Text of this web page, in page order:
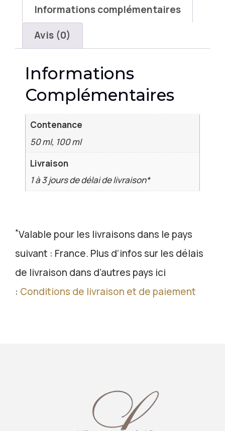
Informations complémentaires
Avis (0)
Informations
Complémentaires
Contenance
50 ml, 100 ml
Livraison
1 à 3 jours de délai de livraison*
*Valable pour les livraisons dans le pays
suivant : France. Plus d’infos sur les délais
de livraison dans d’autres pays ici
: Conditions de livraison et de paiement